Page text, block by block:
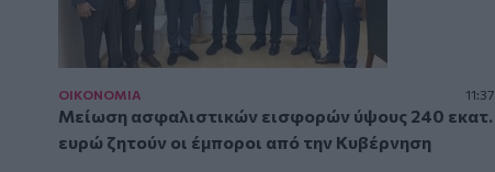
ΟΙΚΟΝΟΜΙΑ 11:37
Μείωση ασφαλιστικών εισφορών ύψους 240 εκατ.
ευρώ ζητούν οι έμποροι από την Κυβέρνηση